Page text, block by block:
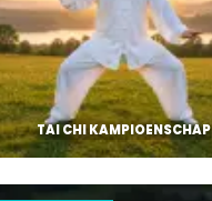
TAI CHI KAMPIOENSCHAP